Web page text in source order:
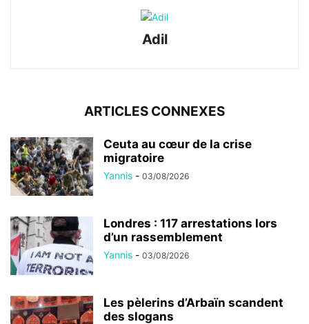
Adil
ARTICLES CONNEXES
Ceuta au cœur de la crise
migratoire
Yannis - 03/08/2026
Londres : 117 arrestations lors
d’un rassemblement
Yannis - 03/08/2026
Les pèlerins d’Arbaïn scandent
des slogans